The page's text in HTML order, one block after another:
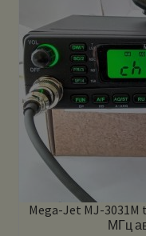
Mega-Jet MJ-
МГц